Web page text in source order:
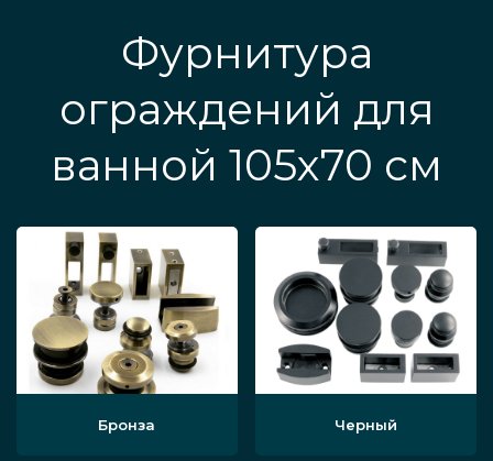
Фурнитура
ограждений для
ванной 105x70 см
Бронза Черный